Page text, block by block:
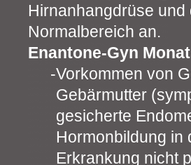
Hirnanhangdrüse
Normalbereich an.
Enantone-Gyn
Vorkommen von
Gebärmutter
gesicherte
Hormonbildung in
Erkrankung nicht